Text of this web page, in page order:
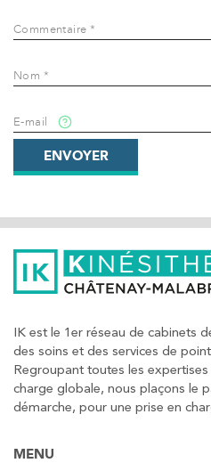
Commentaire *
Nom *
E-mail
ENVOYER
IK est le 1er réseau de cabinets
des soins et des services de
Regroupant toutes les
charge globale, nous plaçons le
démarche, pour une prise en
MENU